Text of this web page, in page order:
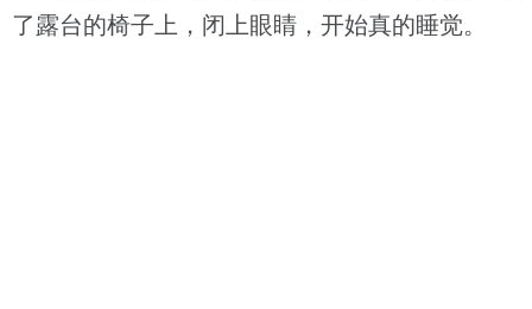
了露台的椅子上，闭上眼睛，开始真的睡觉。